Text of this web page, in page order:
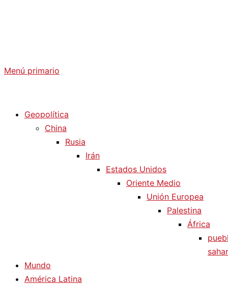
Menú primario
Geopolítica
China
Rusia
Irán
Estados Unidos
Oriente Medio
Unión Europea
Palestina
África
Mundo
América Latina